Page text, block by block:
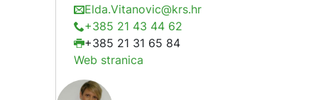
Elda.Vitanovic@krs.hr
+385 21 43 44 62
+385 21 31 65 84
Web stranica